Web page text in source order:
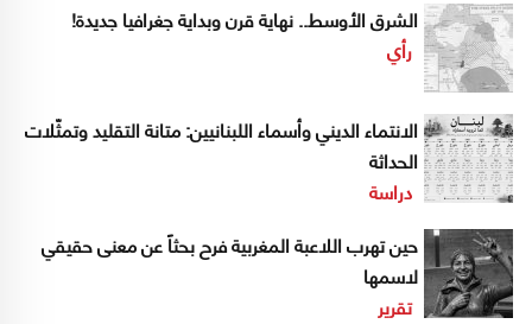
الشرق الأوسط.. نهاية قرن وبداية جغرافيا جديدة!
رأي
الانتماء الديني وأسماء اللبنانيين: متانة التقليد وتمثّلات
الحداثة
دراسة
حين تهرب اللاعبة المغربية فرح بحثاً عن معنى حقيقي
لاسمها
تقرير